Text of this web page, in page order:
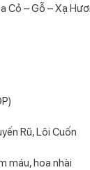
Cỏ – Gỗ – Xạ
Rũ, Lôi Cuốn
máu, hoa nhài